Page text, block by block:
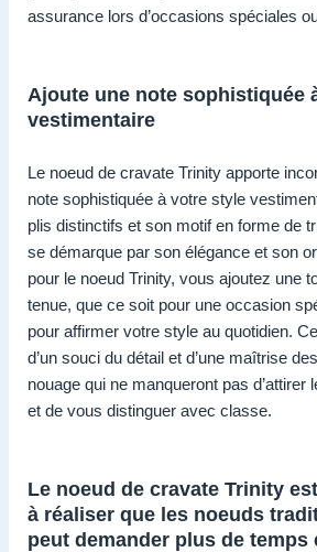
assurance lors d’occasions spéciales
Ajoute une note sophistiquée
vestimentaire
Le noeud de cravate Trinity apporte
note sophistiquée à votre style
plis distinctifs et son motif en forme de
se démarque par son élégance et son
pour le noeud Trinity, vous ajoutez une
tenue, que ce soit pour une occasion
pour affirmer votre style au quotidien.
d’un souci du détail et d’une maîtrise
nouage qui ne manqueront pas d’attirer
et de vous distinguer avec classe.
Le noeud de cravate Trinity
à réaliser que les noeuds
peut demander plus de temps